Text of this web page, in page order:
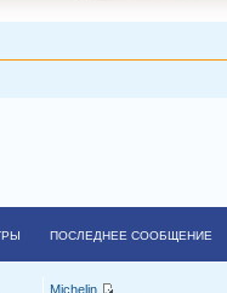
ПОСЛЕДНЕЕ СООБЩЕНИЕ
Michelin